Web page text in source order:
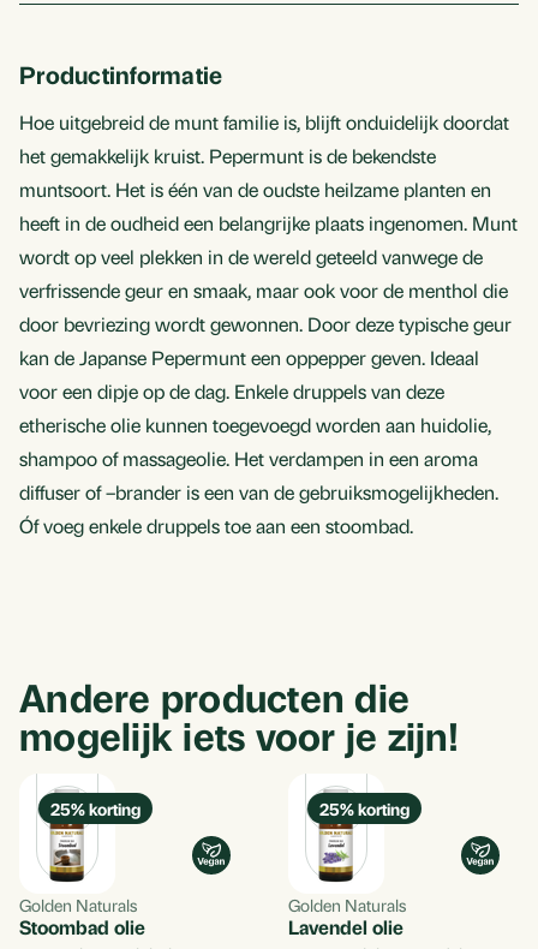
Productinformatie
Hoe uitgebreid de munt familie is, blijft onduidelijk doordat
het gemakkelijk kruist. Pepermunt is de bekendste
muntsoort. Het is één van de oudste heilzame planten en
heeft in de oudheid een belangrijke plaats ingenomen. Munt
wordt op veel plekken in de wereld geteeld vanwege de
verfrissende geur en smaak, maar ook voor de menthol die
door bevriezing wordt gewonnen. Door deze typische geur
kan de Japanse Pepermunt een oppepper geven. Ideaal
voor een dipje op de dag. Enkele druppels van deze
etherische olie kunnen toegevoegd worden aan huidolie,
shampoo of massageolie. Het verdampen in een aroma
diffuser of –brander is een van de gebruiksmogelijkheden.
Óf voeg enkele druppels toe aan een stoombad.
Andere producten die
mogelijk iets voor je zijn!
25% korting
Golden Naturals
Stoombad olie
25% korting
Golden Naturals
Lavendel olie